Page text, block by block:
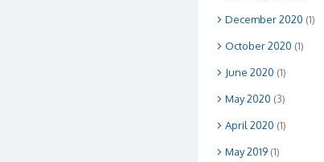
December 2020 (1)
October 2020 (1)
June 2020 (1)
May 2020 (3)
April 2020 (1)
May 2019 (1)